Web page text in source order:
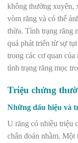
không thường xuyên,
vòm răng và có thể
thừa. Tình trạng răng
quả phát triển từ sự
trong các cơ quan
tình trạng răng mọc
Triệu chứng
Những dấu hiệu và
U răng có nhiều triệu
chẩn đoán nhầm.